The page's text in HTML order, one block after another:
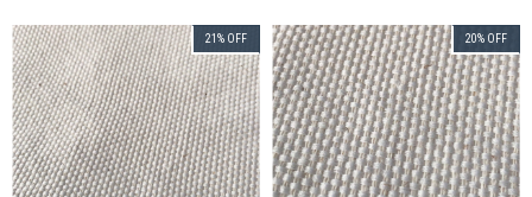
21 % OFF 20% OFF